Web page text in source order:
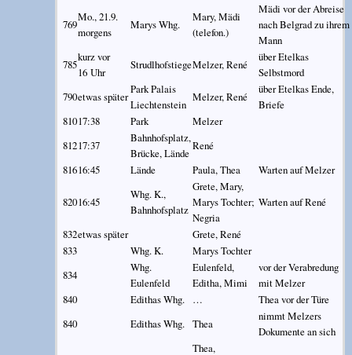
769
Mo., 21.9.
morgens
Marys Whg.
Mary, Mädi
(telefon.)
Mädi vor der Abreise
nach Belgrad zu ihrem
Mann
785
kurz vor
16 Uhr
StrudlhofstiegeMelzer, René
über Etelkas
Selbstmord
790etwas später
Park Palais
Liechtenstein
Melzer, René
über Etelkas Ende,
Briefe
81017:38 Park
Melzer
81217:37
Bahnhofsplatz,
Brücke, Lände
René
81616:45 Lände Paula, Thea Warten auf Melzer
82016:45
Whg. K.,
Bahnhofsplatz
Grete, Mary,
Marys Tochter;
Negria
Warten auf René
832etwas später
Grete, René
833
Whg. K.
Marys Tochter
834
Whg.
Eulenfeld
Eulenfeld,
Editha, Mimi
vor der Verabredung
mit Melzer
840
Edithas Whg. …
Thea vor der Türe
840
Edithas Whg. Thea
nimmt Melzers
Dokumente an sich
Thea,